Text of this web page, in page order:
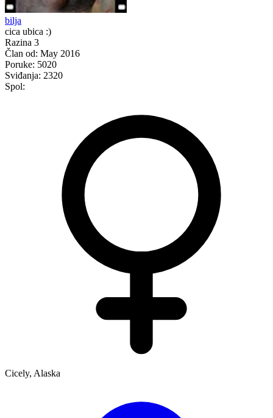
bilja
cica ubica :)
Razina 3
Član od: May 2016
Poruke: 5020
Sviđanja: 2320
Spol:
Cicely, Alaska